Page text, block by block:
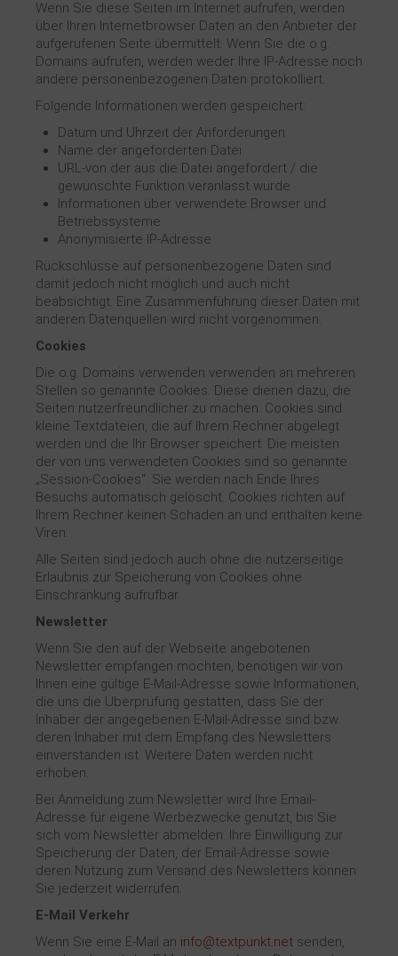
Wenn Sie diese Seiten im Internet aufrufen, werden
über Ihren Internetbrowser Daten an den Anbieter der
aufgerufenen Seite übermittelt. Wenn Sie die o.g.
Domains aufrufen, werden weder Ihre IP-Adresse noch
andere personenbezogenen Daten protokolliert.
Folgende Informationen werden gespeichert:
Datum und Uhrzeit der Anforderungen
Name der angeforderten Datei
URL-von der aus die Datei angefordert / die
gewünschte Funktion veranlasst wurde
Informationen über verwendete Browser und
Betriebssysteme
Anonymisierte IP-Adresse
Rückschlüsse auf personenbezogene Daten sind
damit jedoch nicht möglich und auch nicht
beabsichtigt. Eine Zusammenführung dieser Daten mit
anderen Datenquellen wird nicht vorgenommen.
Cookies
Die o.g. Domains verwenden verwenden an mehreren
Stellen so genannte Cookies. Diese dienen dazu, die
Seiten nutzerfreundlicher zu machen. Cookies sind
kleine Textdateien, die auf Ihrem Rechner abgelegt
werden und die Ihr Browser speichert. Die meisten
der von uns verwendeten Cookies sind so genannte
„Session-Cookies“. Sie werden nach Ende Ihres
Besuchs automatisch gelöscht. Cookies richten auf
Ihrem Rechner keinen Schaden an und enthalten keine
Viren.
Alle Seiten sind jedoch auch ohne die nutzerseitige
Erlaubnis zur Speicherung von Cookies ohne
Einschränkung aufrufbar.
Newsletter
Wenn Sie den auf der Webseite angebotenen
Newsletter empfangen möchten, benötigen wir von
Ihnen eine gültige E-Mail-Adresse sowie Informationen,
die uns die Überprüfung gestatten, dass Sie der
Inhaber der angegebenen E-Mail-Adresse sind bzw.
deren Inhaber mit dem Empfang des Newsletters
einverstanden ist. Weitere Daten werden nicht
erhoben.
Bei Anmeldung zum Newsletter wird Ihre Email-
Adresse für eigene Werbezwecke genutzt, bis Sie
sich vom Newsletter abmelden. Ihre Einwilligung zur
Speicherung der Daten, der Email-Adresse sowie
deren Nutzung zum Versand des Newsletters können
Sie jederzeit widerrufen.
E-Mail Verkehr
Wenn Sie eine E-Mail an info@textpunkt.net senden,